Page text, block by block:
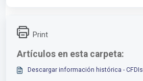
Print
Artículos en esta carpeta:
Descargar información histórica - CFDIs